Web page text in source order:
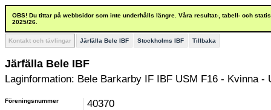
OBS! Du tittar på webbsidor som inte underhålls längre. Våra resultat-, tabell- och
2025/26.
Kontakt och tävlingar Järfälla Bele IBF Stockholms IBF Tillbaka
Järfälla Bele IBF
Laginformation: Bele Barkarby IF IBF USM F16 - Kvinna -
Föreningsnummer 40370